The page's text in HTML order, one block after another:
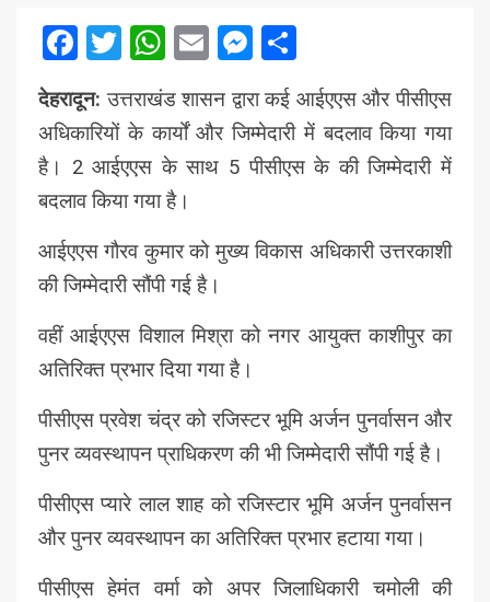
Facebook
Twitter
WhatsApp
EmailMessenger
देहरादून: उत्तराखंड शासन द्वारा कई आईएएस और पीसीएस
अधिकारियों के कार्यों और जिम्मेदारी में बदलाव किया गया
है। 2 आईएएस के साथ 5 पीसीएस के की जिम्मेदारी में
बदलाव किया गया है।
आईएएस गौरव कुमार को मुख्य विकास अधिकारी उत्तरकाशी
की जिम्मेदारी सौंपी गई है।
वहीं आईएएस विशाल मिश्रा को नगर आयुक्त काशीपुर का
अतिरिक्त प्रभार दिया गया है।
पीसीएस प्रवेश चंद्र को रजिस्टर भूमि अर्जन पुनर्वासन और
पुनर व्यवस्थापन प्राधिकरण की भी जिम्मेदारी सौंपी गई है।
पीसीएस प्यारे लाल शाह को रजिस्टार भूमि अर्जन पुनर्वासन
और पुनर व्यवस्थापन का अतिरिक्त प्रभार हटाया गया।
पीसीएस हेमंत वर्मा को अपर जिलाधिकारी चमोली की